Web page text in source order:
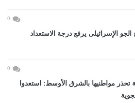
0
الإسرائيلى يرفع درجة الاستعداد
0
تحذر مواطنيها بالشرق الأوسط: استعدوا